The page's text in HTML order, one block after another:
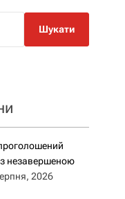
р
о
у
незавершеною
2026